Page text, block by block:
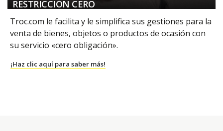
RESTRICCIÓN CERO
Troc.com le facilita y le simplifica sus gestiones para la
venta de bienes, objetos o productos de ocasión con
su servicio «cero obligación».
¡Haz clic aquí para saber más!